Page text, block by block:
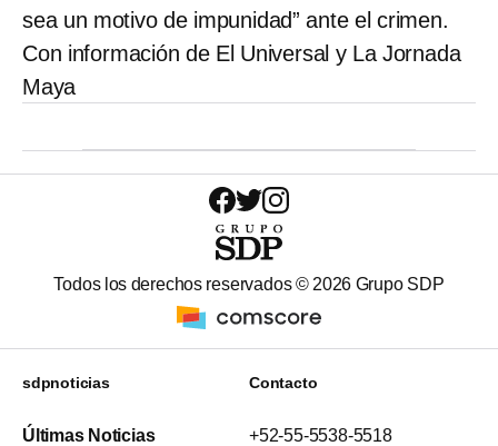
sea un motivo de impunidad” ante el crimen.
Con información de El Universal y La Jornada
Maya
Todos los derechos reservados © 2026 Grupo SDP
sdpnoticias
Últimas Noticias
Contacto
+52-55-5538-5518